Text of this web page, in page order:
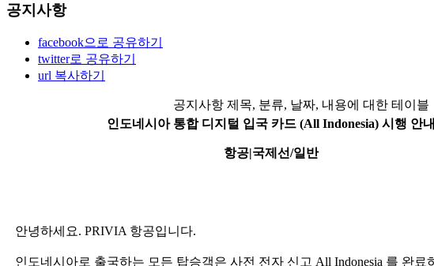
공지사항
facebook으로 공유하기
twitter로 공유하기
url 복사하기
공지사항 제목, 분류, 날짜, 내용에 대한 테이블
인도네시아 통합 디지털 입국 카드 (All Indonesia) 시행 안내
항공|국제선/일반